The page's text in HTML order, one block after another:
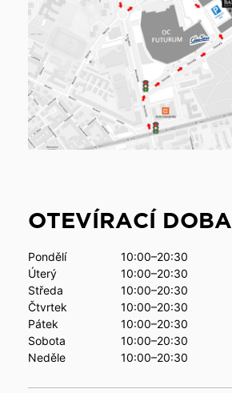
OTEVÍRACÍ DOBA
Pondělí
10:00–20:30
Úterý
10:00–20:30
Středa
10:00–20:30
Čtvrtek
10:00–20:30
Pátek
10:00–20:30
Sobota
10:00–20:30
Neděle
10:00–20:30